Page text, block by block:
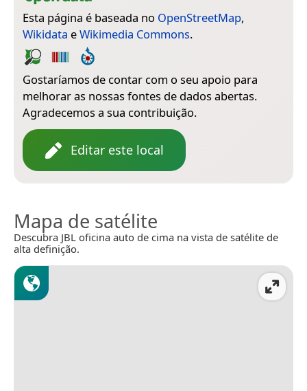
Esta página é baseada no OpenStreetMap,
Wikidata eWikimedia Commons.
Gostaríamos de contar com o seu apoio para
melhorar as nossas fontes de dados abertas.
Agradecemos a sua contribuição.
Editar este local
Mapa de satélite
Descubra JBL oficina auto de cima na vista de satélite de
alta definição.